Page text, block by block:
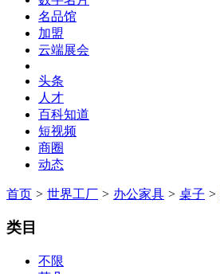
名品馆
加盟
云端展会
头条
人才
百科知道
短视频
商圈
动态
首页 > 世界工厂 > 办公家具 > 桌子 >
类目
不限